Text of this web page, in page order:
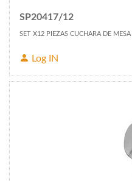
SP20417/12
SET X12 PIEZAS CUCHARA DE
Log IN